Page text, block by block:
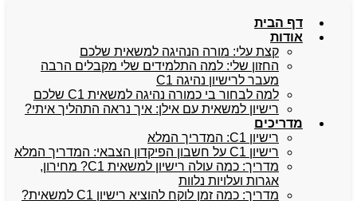
דף הבית
אודות
קצת עלי: מורה הנהיגה למשאית שלכם
החזון שלי: למה התלמידים שלי מקבלים הרבה
מעבר לרישיון נהיגה C1
למה לבחור בי כמורה נהיגה למשאית C1 שלכם
רישיון למשאית עם אילן: איך נראה התהליך איתי?
מדריכים
רישיון C1: המדריך המלא
רישיון C1 על חשבון הפיקדון הצבאי: המדריך המלא
מדריך: כמה עולה רישיון למשאית C1? מחירון,
אגרות ועלויות נלוות
מדריך: כמה זמן לוקח להוציא רישיון C1 למשאית?